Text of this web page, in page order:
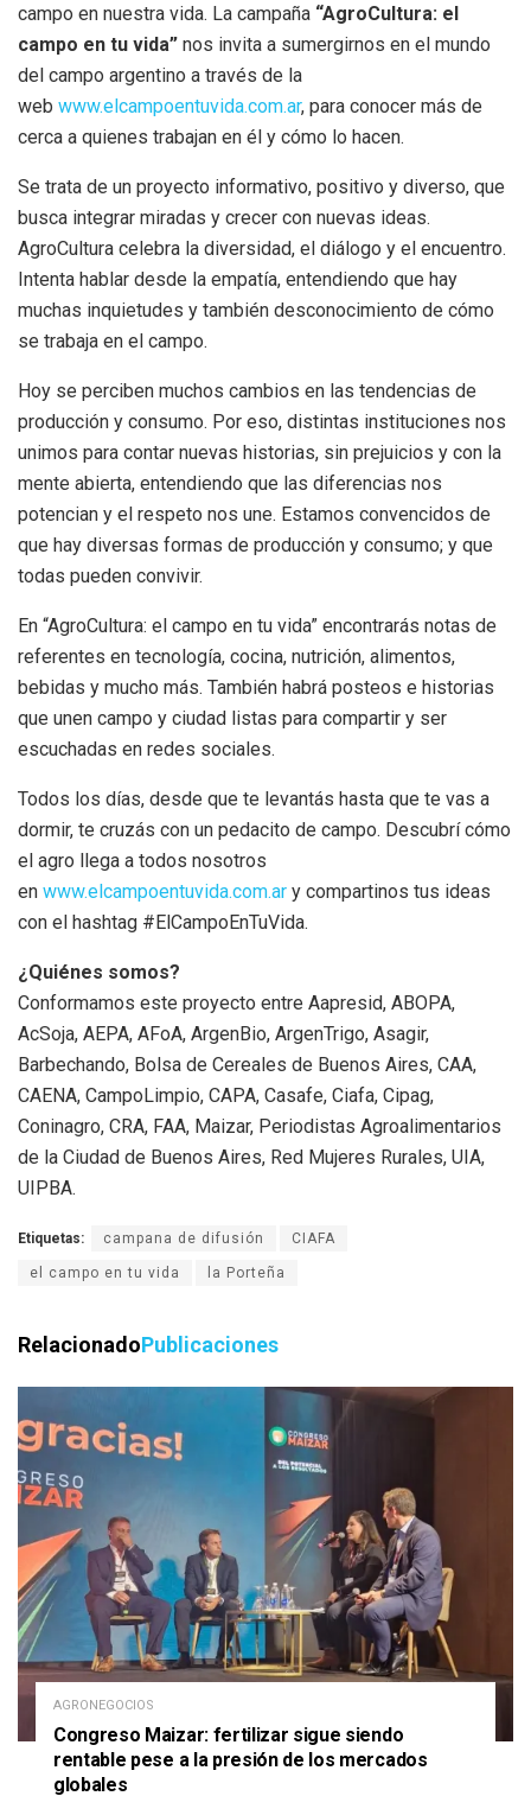
campo en nuestra vida. La campaña “AgroCultura: el
campo en tu vida” nos invita a sumergirnos en el mundo
del campo argentino a través de la
web www.elcampoentuvida.com.ar, para conocer más de
cerca a quienes trabajan en él y cómo lo hacen.
Se trata de un proyecto informativo, positivo y diverso, que
busca integrar miradas y crecer con nuevas ideas.
AgroCultura celebra la diversidad, el diálogo y el encuentro.
Intenta hablar desde la empatía, entendiendo que hay
muchas inquietudes y también desconocimiento de cómo
se trabaja en el campo.
Hoy se perciben muchos cambios en las tendencias de
producción y consumo. Por eso, distintas instituciones nos
unimos para contar nuevas historias, sin prejuicios y con la
mente abierta, entendiendo que las diferencias nos
potencian y el respeto nos une. Estamos convencidos de
que hay diversas formas de producción y consumo; y que
todas pueden convivir.
En “AgroCultura: el campo en tu vida” encontrarás notas de
referentes en tecnología, cocina, nutrición, alimentos,
bebidas y mucho más. También habrá posteos e historias
que unen campo y ciudad listas para compartir y ser
escuchadas en redes sociales.
Todos los días, desde que te levantás hasta que te vas a
dormir, te cruzás con un pedacito de campo. Descubrí cómo
el agro llega a todos nosotros
en www.elcampoentuvida.com.ar y compartinos tus ideas
con el hashtag #ElCampoEnTuVida.
¿Quiénes somos?
Conformamos este proyecto entre Aapresid, ABOPA,
AcSoja, AEPA, AFoA, ArgenBio, ArgenTrigo, Asagir,
Barbechando, Bolsa de Cereales de Buenos Aires, CAA,
CAENA, CampoLimpio, CAPA, Casafe, Ciafa, Cipag,
Coninagro, CRA, FAA, Maizar, Periodistas Agroalimentarios
de la Ciudad de Buenos Aires, Red Mujeres Rurales, UIA,
UIPBA.
Etiquetas: campana de difusión CIAFA
el campo en tu vida la Porteña
RelacionadoPublicaciones
AGRONEGOCIOS
Congreso Maizar: fertilizar sigue siendo
rentable pese a la presión de los mercados
globales